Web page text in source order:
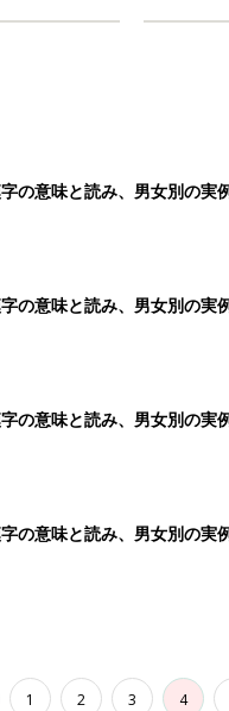
字の意味と読み、男女別の
字の意味と読み、男女別の
字の意味と読み、男女別の
字の意味と読み、男女別の
1 2 3 4